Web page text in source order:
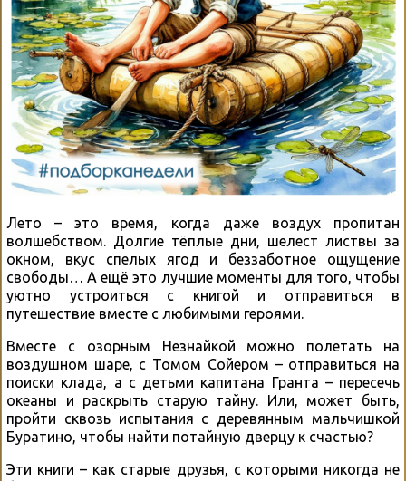
Лето – это время, когда даже воздух пропитан
волшебством. Долгие тёплые дни, шелест листвы за
окном, вкус спелых ягод и беззаботное ощущение
свободы… А ещё это лучшие моменты для того, чтобы
уютно устроиться с книгой и отправиться в
путешествие вместе с любимыми героями.
Вместе с озорным Незнайкой можно полетать на
воздушном шаре, с Томом Сойером – отправиться на
поиски клада, а с детьми капитана Гранта – пересечь
океаны и раскрыть старую тайну. Или, может быть,
пройти сквозь испытания с деревянным мальчишкой
Буратино, чтобы найти потайную дверцу к счастью?
Эти книги – как старые друзья, с которыми никогда не